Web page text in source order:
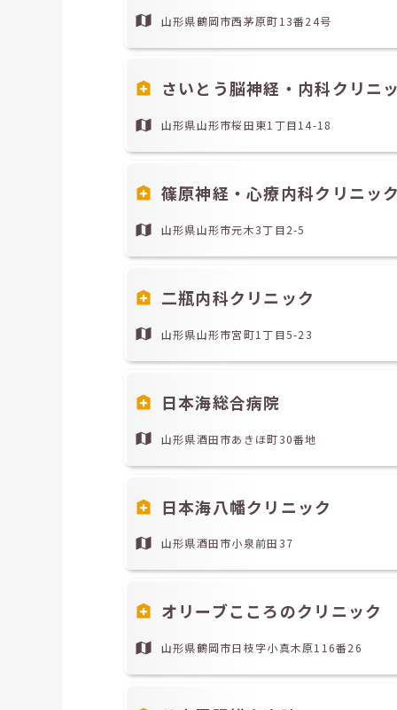
山形県鶴岡市西茅原町13番24号
さいとう脳神経・内科クリニ
山形県山形市桜田東1丁目14-18
篠原神経・心療内科クリニッ
山形県山形市元木3丁目2-5
二瓶内科クリニック
山形県山形市宮町1丁目5-23
日本海総合病院
山形県酒田市あきほ町30番地
日本海八幡クリニック
山形県酒田市小泉前田37
オリーブこころのクリニック
山形県鶴岡市日枝字小真木原116番26